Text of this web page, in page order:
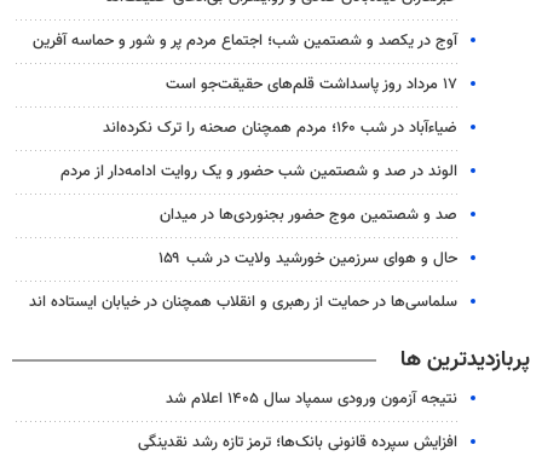
آوج در یکصد و شصتمین شب؛ اجتماع مردم پر و شور و حماسه آفرین
۱۷ مرداد روز پاسداشت قلم‌های حقیقت‌جو است
ضیاء‌آباد در شب ۱۶۰؛ مردم همچنان صحنه را ترک نکرده‌اند
الوند در صد و شصتمین شب حضور و یک روایت ادامه‌دار از مردم
صد و شصتمین موج حضور بجنوردی‌ها در میدان
حال و هوای سرزمین خورشید ولایت در شب ۱۵۹
سلماسی‌ها در حمایت از رهبری و انقلاب همچنان در خیابان ایستاده اند
پربازدیدترین ها
نتیجه آزمون ورودی سمپاد سال ۱۴۰۵ اعلام شد
افزایش سپرده قانونی بانک‌ها؛ ترمز تازه رشد نقدینگی